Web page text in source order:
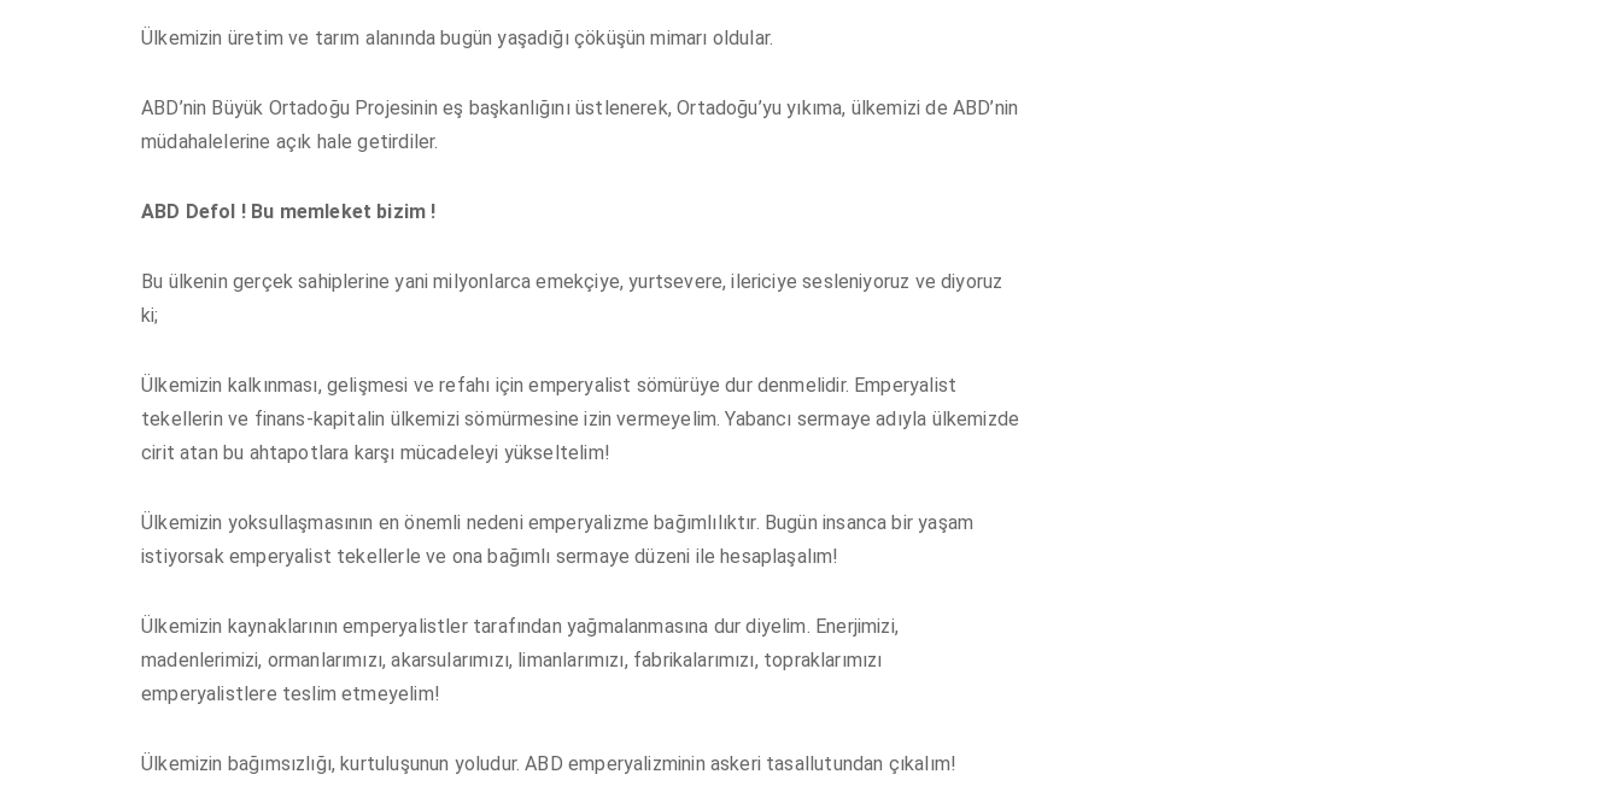
Ülkemizin üretim ve tarım alanında bugün yaşadığı çöküşün mimarı oldular.
ABD’nin Büyük Ortadoğu Projesinin eş başkanlığını üstlenerek, Ortadoğu’yu yıkıma, ülkemizi de ABD’nin
müdahalelerine açık hale getirdiler.
ABD Defol ! Bu memleket bizim !
Bu ülkenin gerçek sahiplerine yani milyonlarca emekçiye, yurtsevere, ilericiye sesleniyoruz ve diyoruz
ki;
Ülkemizin kalkınması, gelişmesi ve refahı için emperyalist sömürüye dur denmelidir. Emperyalist
tekellerin ve finans-kapitalin ülkemizi sömürmesine izin vermeyelim. Yabancı sermaye adıyla ülkemizde
cirit atan bu ahtapotlara karşı mücadeleyi yükseltelim!
Ülkemizin yoksullaşmasının en önemli nedeni emperyalizme bağımlılıktır. Bugün insanca bir yaşam
istiyorsak emperyalist tekellerle ve ona bağımlı sermaye düzeni ile hesaplaşalım!
Ülkemizin kaynaklarının emperyalistler tarafından yağmalanmasına dur diyelim. Enerjimizi,
madenlerimizi, ormanlarımızı, akarsularımızı, limanlarımızı, fabrikalarımızı, topraklarımızı
emperyalistlere teslim etmeyelim!
Ülkemizin bağımsızlığı, kurtuluşunun yoludur. ABD emperyalizminin askeri tasallutundan çıkalım!